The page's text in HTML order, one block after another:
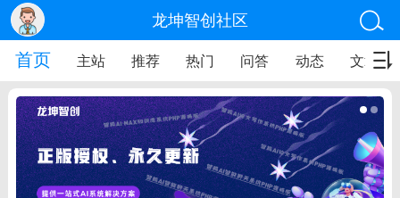
龙坤智创社区
首页 主站 推荐 热门 问答 动态 文章